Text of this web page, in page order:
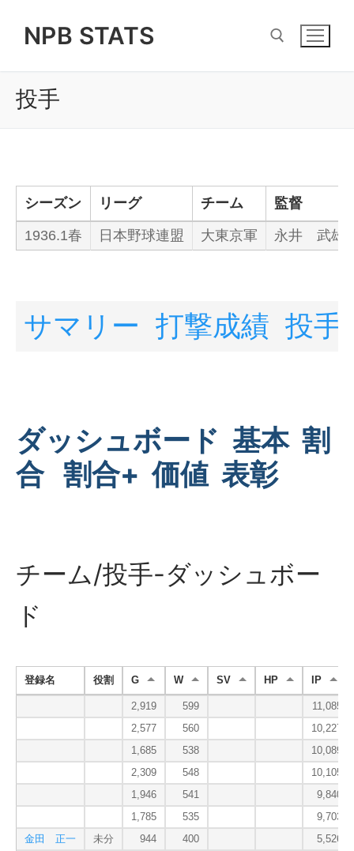
NPB STATS
投手
シーズン リーグ チーム 監督
1936.1春 日本野球連盟 大東京軍 永井 武雄
サマリー 打撃成績 投手
ダッシュボード 基本 割
合 割合+ 価値 表彰
チーム/投手-ダッシュボー
ド
登録名 役割 G W SV HP IP
2,919 599
11,085.3
2,577
560
10,227.7
1,685
538
10,089.7
2,309
548
10,105.0
1,946
541
9,840.7
1,785
535
9,703.0
金田 正一
未分 944 400
5,526.7